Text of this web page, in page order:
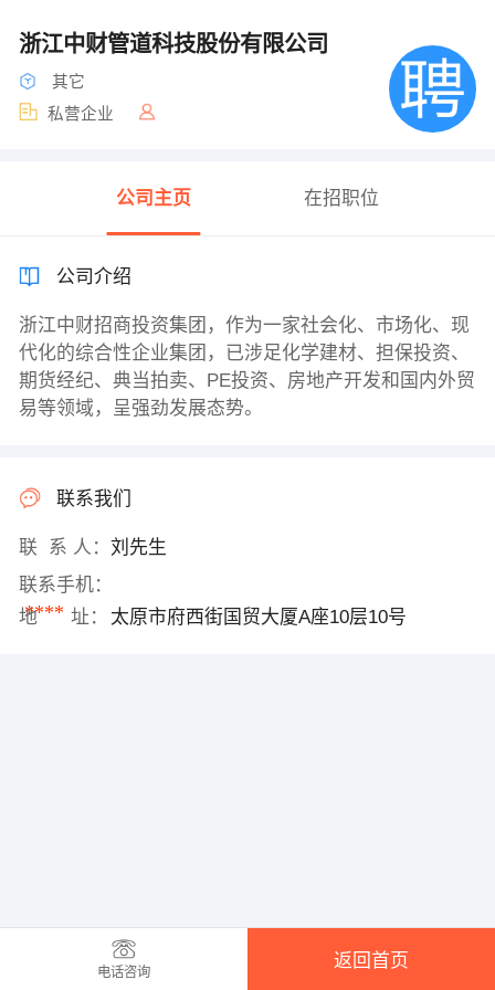
浙江中财管道科技股份有限公司
其它
私营企业
公司主页 在招职位
公司介绍
浙江中财招商投资集团，作为一家社会化、市场化、现
代化的综合性企业集团，已涉足化学建材、担保投资、
期货经纪、典当拍卖、PE投资、房地产开发和国内外贸
易等领域，呈强劲发展态势。
联系我们
联 系 人： 刘先生
联系手机：
****
地 址： 太原市府西街国贸大厦A座10层10号
电话咨询
返回首页